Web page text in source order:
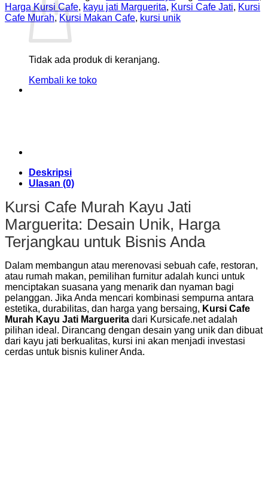
Tidak ada produk di keranjang.
Kembali ke toko
Murah
Kayu
Jati
Harga Kursi Cafe, kayu jati Marguerita, Kursi Cafe Jati, Kursi
Cafe Murah, Kursi Makan Cafe, kursi unik
Deskripsi
Ulasan (0)
Kursi Cafe Murah Kayu Jati
Marguerita: Desain Unik, Harga
Terjangkau untuk Bisnis Anda
Dalam membangun atau merenovasi sebuah cafe, restoran,
atau rumah makan, pemilihan furnitur adalah kunci untuk
menciptakan suasana yang menarik dan nyaman bagi
pelanggan. Jika Anda mencari kombinasi sempurna antara
estetika, durabilitas, dan harga yang bersaing, Kursi Cafe
Murah Kayu Jati Marguerita dari Kursicafe.net adalah
pilihan ideal. Dirancang dengan desain yang unik dan dibuat
dari kayu jati berkualitas, kursi ini akan menjadi investasi
cerdas untuk bisnis kuliner Anda.